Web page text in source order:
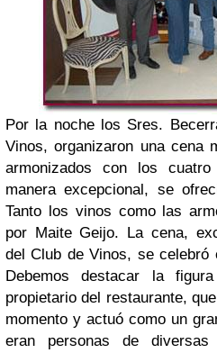
Por la noche los Sres.
Vinos, organizaron una cena
armonizados con los
manera excepcional, se
Tanto los vinos como las
por Maite Geijo. La cena,
del Club de Vinos, se celebró
Debemos destacar la
propietario del restaurante,
momento y actuó como un
eran personas de